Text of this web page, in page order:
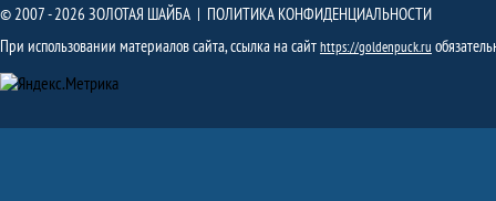
© 2007 - 2026 ЗОЛОТАЯ ШАЙБА | ПОЛИТИКА КОНФИДЕНЦИАЛЬНОСТИ
При использовании материалов сайта, ссылка на сайтhttps://goldenpuck.ru